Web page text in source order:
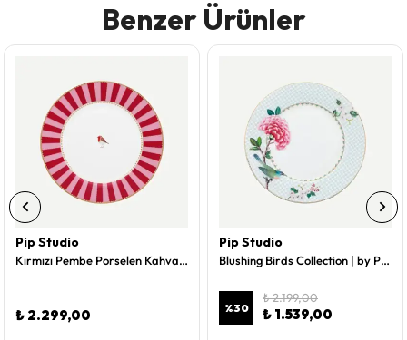
Benzer Ürünler
Pip Studio
Kırmızı Pembe Porselen Kahvaltı Tabağı 21 Cm Love Birds Collection by Pip Studio
₺ 2.299,00
Pip Studio
Blushing Birds Collection | by Pip Studio Beyaz Porselen Kahvaltı Tabağı 21 Cm
%30
₺ 2.199,00
₺ 1.539,00